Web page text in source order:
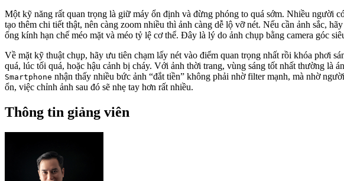
Một kỹ năng rất quan trọng là giữ máy ổn định và đừng phóng to quá sớm. Nhiều người
tạo thêm chi tiết thật, nên càng zoom nhiều thì ảnh càng dễ lộ vỡ nét. Nếu cần ảnh sắc,
ống kính hạn chế méo mặt và méo tỷ lệ cơ thể. Đây là lý do ảnh chụp bằng camera góc
Về mặt kỹ thuật chụp, hãy ưu tiên chạm lấy nét vào điểm quan trọng nhất rồi khóa phơi
quá, lúc tối quá, hoặc hậu cảnh bị cháy. Với ảnh thời trang, vùng sáng tốt nhất thường là
Smartphone nhận thấy nhiều bức ảnh “đắt tiền” không phải nhờ filter mạnh, mà nhờ
ổn, việc chỉnh ảnh sau đó sẽ nhẹ tay hơn rất nhiều.
Thông tin giảng viên